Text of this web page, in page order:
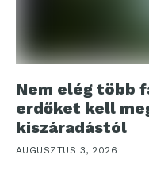
Nem elég több
erdőket kell
kiszáradástól
AUGUSZTUS 3, 2026